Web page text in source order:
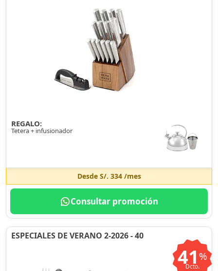
REGALO:
Tetera + infusionador
Desde S/. 334/mes
Consultar promoción
ESPECIALES DE VERANO 2-2026 - 40
41 %
Dcto.